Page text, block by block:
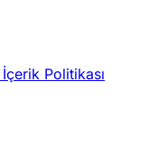
İçerik Politikası